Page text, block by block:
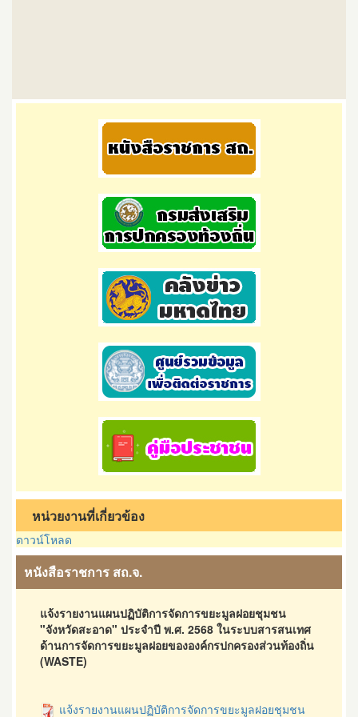
หน่วยงานที่เกี่ยวข้อง
ดาวน์โหลด
หนังสือราชการ สถ.จ.
แจ้งรายงานแผนปฏิบัติการจัดการขยะมูลฝอยชุมชน
"จังหวัดสะอาด" ประจำปี พ.ศ. 2568 ในระบบสารสนเทศ
ด้านการจัดการขยะมูลฝอยขององค์กรปกครองส่วนท้องถิ่น
(WASTE)
แจ้งรายงานแผนปฏิบัติการจัดการขยะมูลฝอยชุมชน